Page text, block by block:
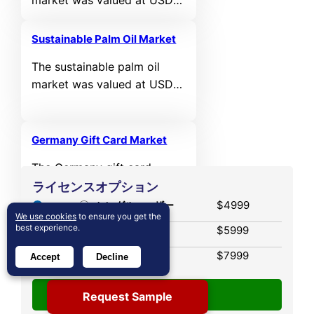
anticipated to reach USD
registering a CAGR of 13.71%
during the forecast period.
Sustainable Palm Oil Market
The sustainable palm oil
market was valued at USD
1,571.84 million by 2032,
Germany Gift Card Market
The Germany gift card
market was valued at USD
11,288 million in 2024 and is
projected to reach USD
registering a CAGR of 15.7%
during the forecast period.
ライセンスオプション
シングルユーザー
$4999
$5999
企業版
$7999
Request Sample
We use cookies to ensure you get the
best experience.
Accept Decline